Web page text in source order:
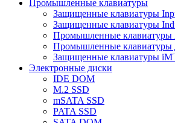
Промышленные клавиатуры
Защищенные клавиатуры
Защищенные клавиатуры
Промышленные клавиатуры
Промышленные клавиатуры
Защищенные клавиатуры
Электронные диски
IDE DOM
M.2 SSD
mSATA SSD
PATA SSD